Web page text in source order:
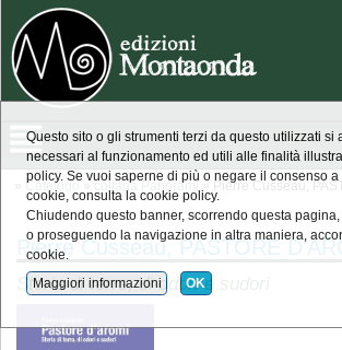
» Catalogo » collana Panorami » Pierre Cusseau,
Pierre Cusseau, PASTORE
Storia di terre, di odori e sudori
Questo sito o gli strumenti terzi da questo utilizzati si
necessari al funzionamento ed utili alle finalità
policy. Se vuoi saperne di più o negare il consenso a
cookie, consulta la cookie policy.
Chiudendo questo banner, scorrendo questa
o proseguendo la navigazione in altra maniera,
cookie.
Maggiori informazioni OK